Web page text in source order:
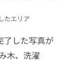
たエリア
了した写真が
木、洗濯